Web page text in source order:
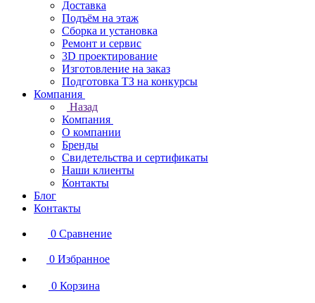
Доставка
Подъём на этаж
Сборка и установка
Ремонт и сервис
3D проектирование
Изготовление на заказ
Подготовка ТЗ на конкурсы
Компания
Назад
Компания
О компании
Бренды
Свидетельства и сертификаты
Наши клиенты
Контакты
Блог
Контакты
0 Сравнение
0 Избранное
0 Корзина